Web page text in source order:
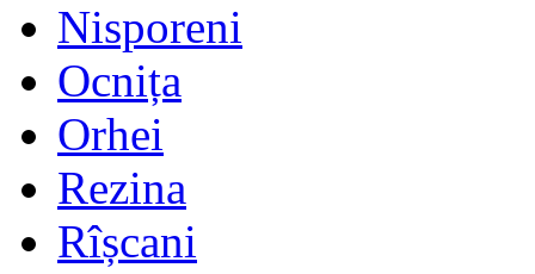
Nisporeni
Ocnița
Orhei
Rezina
Rîșcani